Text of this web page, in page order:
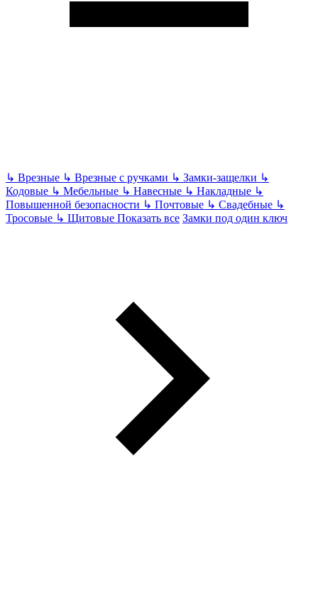
↳ Врезные ↳ Врезные с ручками ↳ Замки-защелки ↳
Кодовые ↳ Мебельные ↳ Навесные ↳ Накладные ↳
Повышенной безопасности ↳ Почтовые ↳ Свадебные ↳
Тросовые ↳ Щитовые Показать все Замки под один ключ